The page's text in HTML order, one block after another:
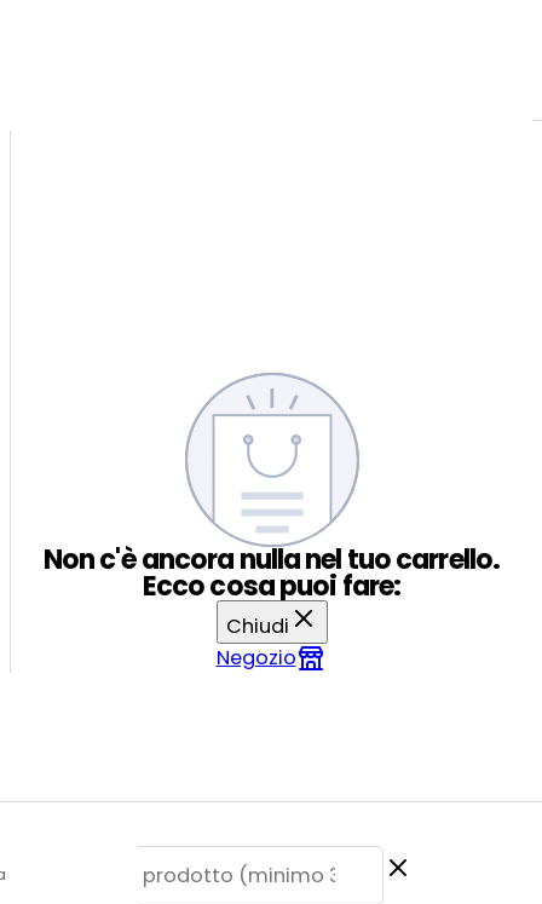
Non c'è ancora nulla nel tuo carrello.
Ecco cosa puoi fare:
Chiudi
Negozio